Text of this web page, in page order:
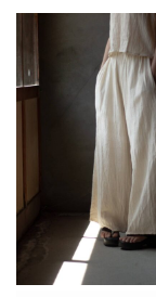
の
商
品
に
は
複
数
の
バ
リ
エ
ー
シ
ョ
ン
が
あ
ま